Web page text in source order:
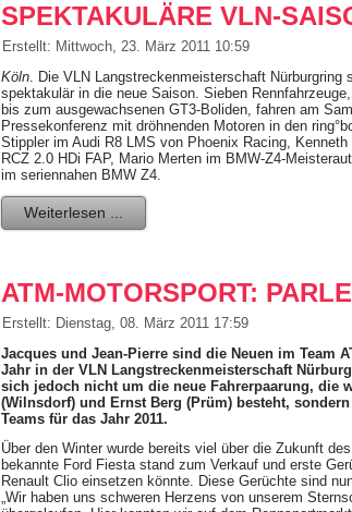
SPEKTAKULÄRE VLN-
Erstellt: Mittwoch, 23. März 2011 10:59
Köln. Die VLN Langstreckenmeisterschaft Nürburgring
spektakulär in die neue Saison. Sieben
bis zum ausgewachsenen GT3-Boliden, fahren am
Pressekonferenz mit dröhnenden Motoren in den
Stippler im Audi R8 LMS von Phoenix Racing,
RCZ 2.0 HDi FAP, Mario Merten im BMW-Z4-
im seriennahen BMW Z4.
Weiterlesen ...
ATM-MOTORSPORT:
Erstellt: Dienstag, 08. März 2011 17:59
Jacques und Jean-Pierre sind die Neuen im Team
Jahr in der VLN Langstreckenmeisterschaft
sich jedoch nicht um die neue Fahrerpaarung, die
(Wilnsdorf) und Ernst Berg (Prüm) besteht,
Teams für das Jahr 2011.
Über den Winter wurde bereits viel über die Zukunft
bekannte Ford Fiesta stand zum Verkauf und erste
Renault Clio einsetzen könnte. Diese Gerüchte sind
„Wir haben uns schweren Herzens von unserem